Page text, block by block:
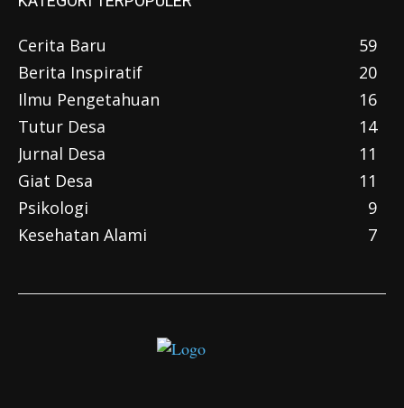
Cerita Baru
59
Berita Inspiratif
20
Ilmu Pengetahuan
16
Tutur Desa
14
Jurnal Desa
11
Giat Desa
11
Psikologi
9
Kesehatan Alami
7